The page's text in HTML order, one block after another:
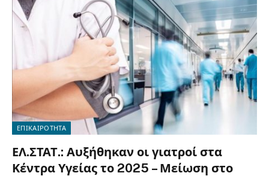
ΕΠΙΚΑΙΡΟΤΗΤΑ
ΕΛ.ΣΤΑΤ.: Αυξήθηκαν οι γιατροί στα
Κέντρα Υγείας το 2025 – Μείωση στο